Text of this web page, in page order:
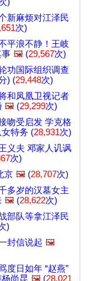
新麻烦对江泽民
次)
平浪不静！王岐
事 🖼️ (29,567次)
功国际组织调查
) (29,448次)
和凤凰卫视记者
🖼️ (29,299次)
吻受启发 学克格
特务 (28,931次)
义夫 邓家人讥讽
次)
京 🖼️ (28,707次)
多岁的汉墓女主
🖼️ (28,622次)
部队等拿江泽民
)
封信说起 🖼️
度日如年 “赵燕”
尚昆 🖼️ (28,021